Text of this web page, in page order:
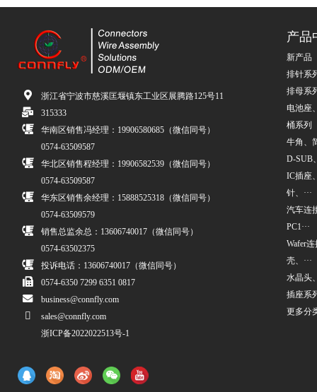
浙江省宁波市慈溪匡堰镇东工业区展腾路125号11
315333
华南区销售冯经理：19906580685（微信同号）
0574-63509587
华北区销售程经理：19906582539（微信同号）
0574-63509587
华东区销售余经理：15888525318（微信同号）
0574-63509579
销售总监余总：13606740017（微信同号）
0574-63502375
投诉电话：13606740017（微信同号）
0574-6350 7299 6351 0817
business@connfly.com
sales@connfly.com
浙ICP备2022022513号-1
产品
新产品
排针系
排母系
电池座
桶系列
牛角、
D-SUB
IC插座
针、···
汽车连
PC1···
Wafer
壳、···
水晶头
插座系
更多分